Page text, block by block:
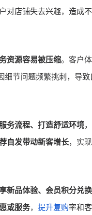
对店铺失去兴趣，造成不
资源容易被压缩。客户
节问题频繁挑刺，导致
务流程、打造舒适环境
自发带动新客增长，实
新品体验、会员积分兑
或服务， 提升复购率和